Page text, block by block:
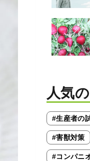
人気
#生産者の
#害獣対策
#コンパニ